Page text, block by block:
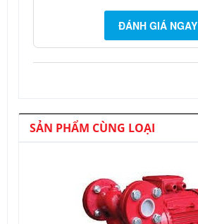
ĐÁNH GIÁ NGAY
SẢN PHẨM CÙNG LOẠI